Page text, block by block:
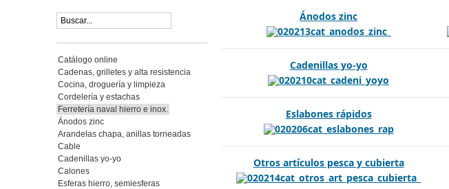
Ánodos zinc
Cadenillas yo-yo
Eslabones rápidos
Otros artículos pesca y cubierta
Catálogo online
Cadenas, grilletes y alta resistencia
Cocina, droguería y limpieza
Cordelería y estachas
Ferretería naval hierro e inox.
Ánodos zinc
Arandelas chapa, anillas torneadas
Cable
Cadenillas yo-yo
Calones
Esferas hierro, semiesferas